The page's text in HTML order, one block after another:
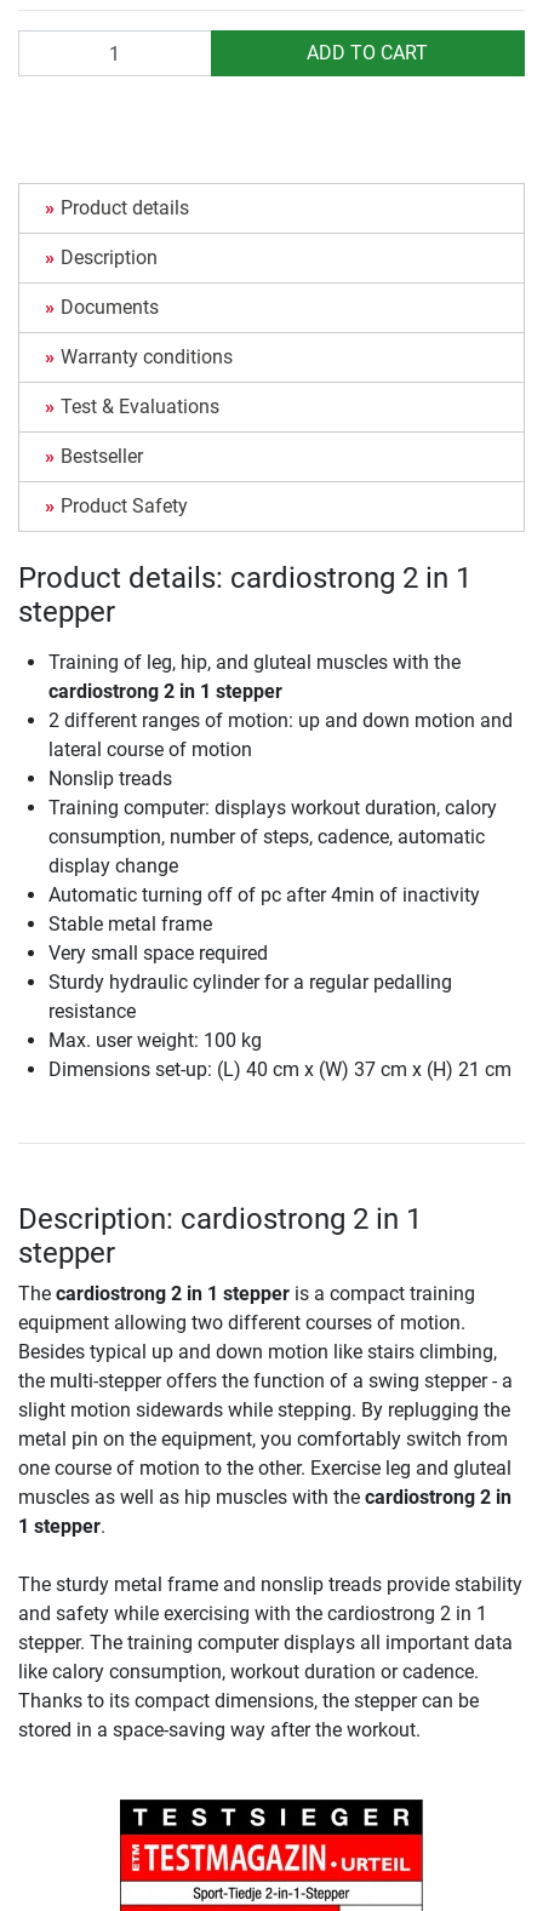
ADD TO CART
Product details
Description
Documents
Warranty conditions
Test & Evaluations
Bestseller
Product Safety
Product details: cardiostrong 2 in 1
stepper
Training of leg, hip, and gluteal muscles with the
cardiostrong 2 in 1 stepper
2 different ranges of motion: up and down motion and
lateral course of motion
Nonslip treads
Training computer: displays workout duration, calory
consumption, number of steps, cadence, automatic
display change
Automatic turning off of pc after 4min of inactivity
Stable metal frame
Very small space required
Sturdy hydraulic cylinder for a regular pedalling
resistance
Max. user weight: 100 kg
Dimensions set-up: (L) 40 cm x (W) 37 cm x (H) 21 cm
Description: cardiostrong 2 in 1
stepper
The cardiostrong 2 in 1 stepper is a compact training
equipment allowing two different courses of motion.
Besides typical up and down motion like stairs climbing,
the multi-stepper offers the function of a swing stepper - a
slight motion sidewards while stepping. By replugging the
metal pin on the equipment, you comfortably switch from
one course of motion to the other. Exercise leg and gluteal
muscles as well as hip muscles with the cardiostrong 2 in
1 stepper.
The sturdy metal frame and nonslip treads provide stability
and safety while exercising with the cardiostrong 2 in 1
stepper. The training computer displays all important data
like calory consumption, workout duration or cadence.
Thanks to its compact dimensions, the stepper can be
stored in a space-saving way after the workout.